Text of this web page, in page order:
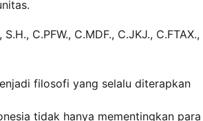
C.PFW., C.MDF., C.JKJ., C.FTAX.,
filosofi yang selalu diterapkan
tidak hanya mementingkan para